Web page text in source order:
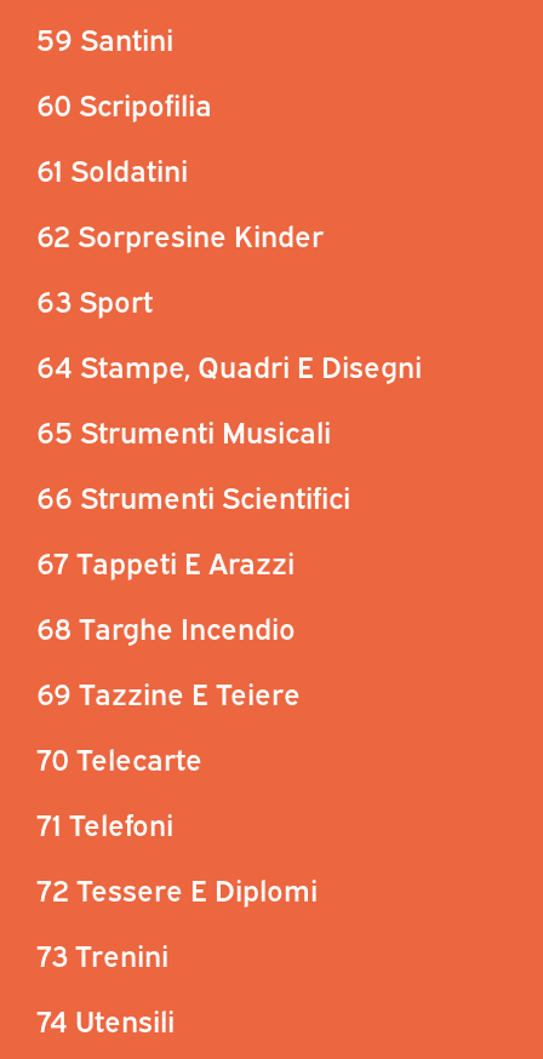
59 Santini
60 Scripofilia
61 Soldatini
62 Sorpresine Kinder
63 Sport
64 Stampe, Quadri E Disegni
65 Strumenti Musicali
66 Strumenti Scientifici
67 Tappeti E Arazzi
68 Targhe Incendio
69 Tazzine E Teiere
70 Telecarte
71 Telefoni
72 Tessere E Diplomi
73 Trenini
74 Utensili